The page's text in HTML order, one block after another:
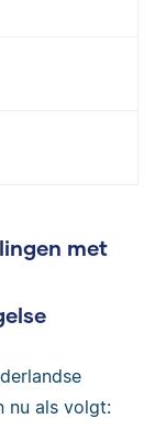
met
nu als volgt: